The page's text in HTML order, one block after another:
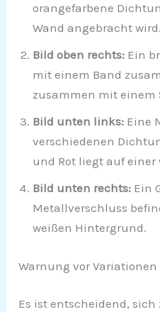
orangefarbene
Wand angebracht wird.
Bild oben rechts: Ein
mit einem Band
zusammen mit einem
Bild unten links: Eine
verschiedenen
und Rot liegt auf einer
Bild unten rechts: Ein
Metallverschluss
weißen Hintergrund.
Warnung vor Variationen
Es ist entscheidend,